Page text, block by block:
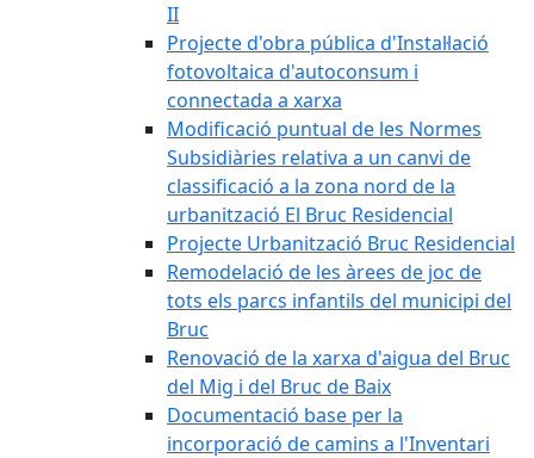
II
Projecte d'obra pública d'Instal·lació
fotovoltaica d'autoconsum i
connectada a xarxa
Modificació puntual de les Normes
Subsidiàries relativa a un canvi de
classificació a la zona nord de la
urbanització El Bruc Residencial
Projecte Urbanització Bruc Residencial
Remodelació de les àrees de joc de
tots els parcs infantils del municipi del
Bruc
Renovació de la xarxa d'aigua del Bruc
del Mig i del Bruc de Baix
Documentació base per la
incorporació de camins a l'Inventari